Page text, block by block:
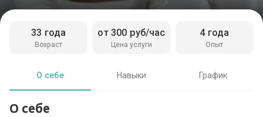
Возраст
33 года
Цена услуги
от 300 руб/час
Опыт
4 года
О себе Навыки График
О себе